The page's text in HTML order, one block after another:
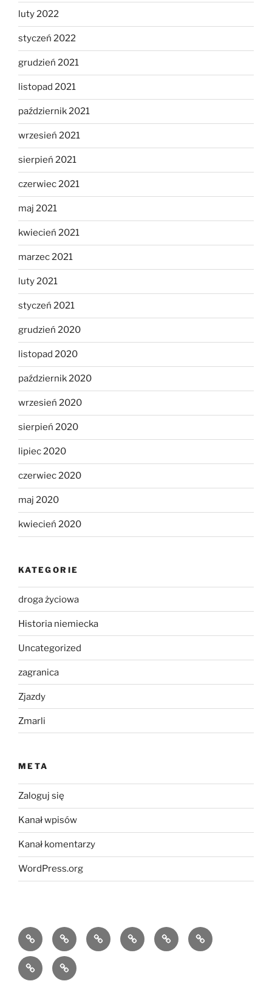
luty 2022
styczeń 2022
grudzień 2021
listopad 2021
październik 2021
wrzesień 2021
sierpień 2021
czerwiec 2021
maj 2021
kwiecień 2021
marzec 2021
luty 2021
styczeń 2021
grudzień 2020
listopad 2020
październik 2020
wrzesień 2020
sierpień 2020
lipiec 2020
czerwiec 2020
maj 2020
kwiecień 2020
KATEGORIE
droga życiowa
Historia niemiecka
Uncategorized
zagranica
Zjazdy
Zmarli
META
Zaloguj się
Kanał wpisów
Kanał komentarzy
WordPress.org